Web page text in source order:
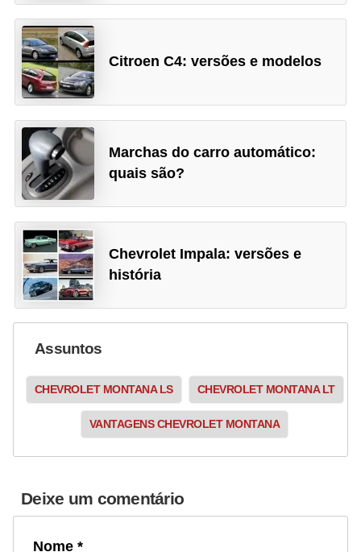
Citroen C4: versões e modelos
Marchas do carro automático:
quais são?
Chevrolet Impala: versões e
história
Assuntos
CHEVROLET MONTANA LS CHEVROLET MONTANA LT
VANTAGENS CHEVROLET MONTANA
Deixe um comentário
Nome *